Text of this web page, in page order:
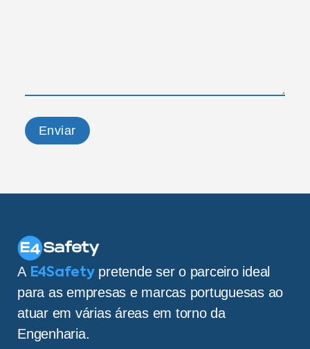
Enviar
A E4Safetypretende ser o parceiro ideal
para as empresas e marcas portuguesas ao
atuar em várias áreas em torno da
Engenharia.